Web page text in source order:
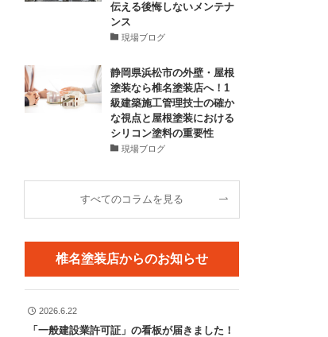
伝える後悔しないメンテナ
ンス
現場ブログ
静岡県浜松市の外壁・屋根
塗装なら椎名塗装店へ！1
級建築施工管理技士の確か
な視点と屋根塗装における
シリコン塗料の重要性
現場ブログ
すべてのコラムを見る
椎名塗装店からのお知らせ
2026.6.22
「一般建設業許可証」の看板が届きました！